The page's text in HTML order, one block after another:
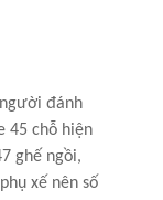
đánh
45 chỗ hiện
ghế ngồi,
xế nên số